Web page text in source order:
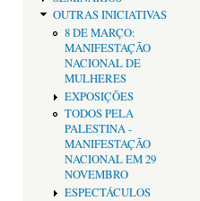
OUTRAS INICIATIVAS
8 DE MARÇO:
MANIFESTAÇÃO
NACIONAL DE
MULHERES
EXPOSIÇÕES
TODOS PELA
PALESTINA -
MANIFESTAÇÃO
NACIONAL EM 29
NOVEMBRO
ESPECTÁCULOS